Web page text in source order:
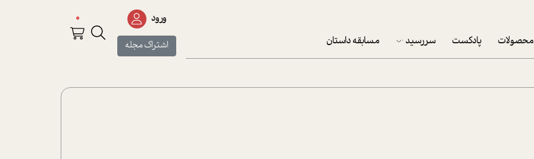
محصولات پادکست سررسید مسابقه داستان
ورود
اشتراک مجله
0